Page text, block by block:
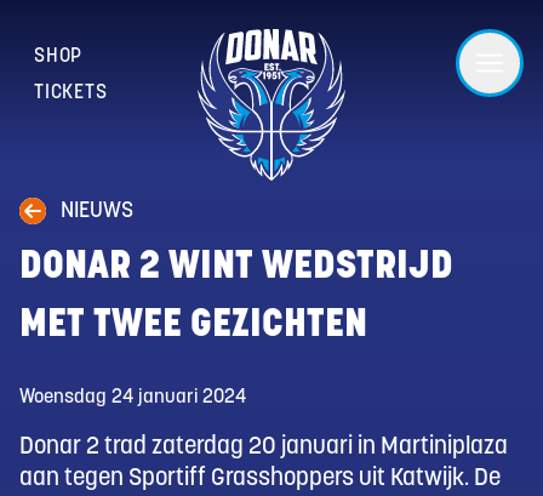
SHOP
TICKETS
NIEUWS
DONAR 2 WINT WEDSTRIJD
MET TWEE GEZICHTEN
Woensdag 24 januari 2024
Donar 2 trad zaterdag 20 januari in Martiniplaza
aan tegen Sportiff Grasshoppers uit Katwijk. De